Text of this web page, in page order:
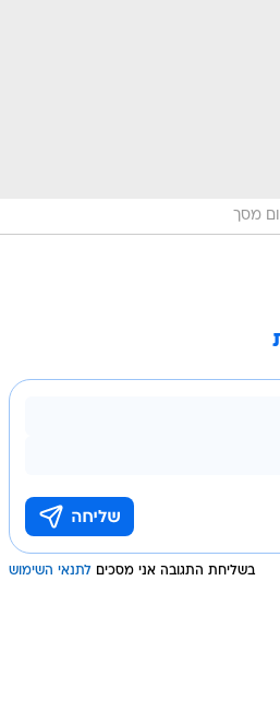
מסך
בשליחת התגובה אני מסכים לתנאי השימוש